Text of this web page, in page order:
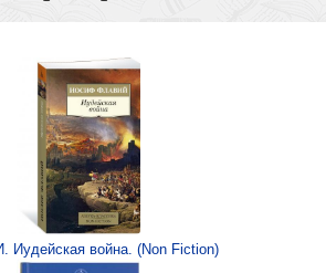
Иудейская война. (Non Fiction)